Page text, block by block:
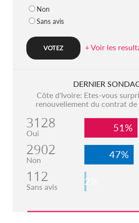
Non
Sans avis
+ Voir les
DERNIER
Côte d'Ivoire: Etes-vous
renouvellement du contrat de
3128
Oui 51%
2902
Non 47%
112
Sans avis 2%